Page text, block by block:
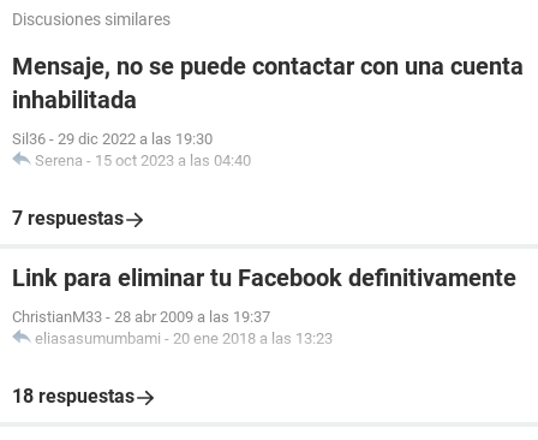
Discusiones similares
Mensaje, no se puede contactar con una cuenta
inhabilitada
Sil36 - 29 dic 2022 a las 19:30
Serena - 15 oct 2023 a las 04:40
7 respuestas
Link para eliminar tu Facebook definitivamente
ChristianM33 - 28 abr 2009 a las 19:37
eliasasumumbami - 20 ene 2018 a las 13:23
18 respuestas